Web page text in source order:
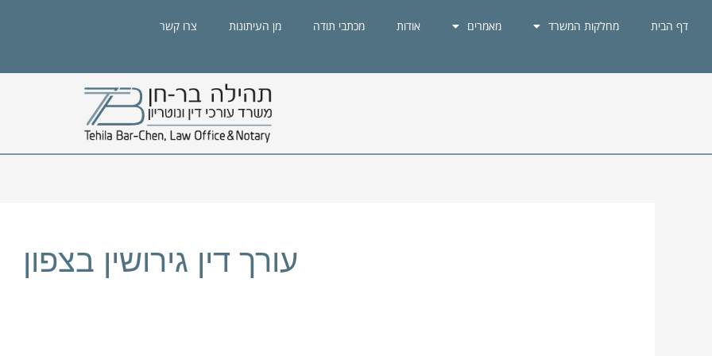
לתוכןדף הבית מחלקות המשרד מאמרים אודות מכתבי תודה מן העיתונות צרו קשר
עורך דין גירושין בצפון